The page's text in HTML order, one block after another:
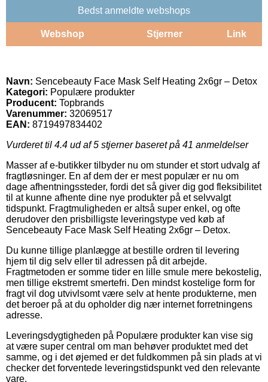
Bedst anmeldte webshops
Webshop Stjerner Link
Navn: Sencebeauty Face Mask Self Heating 2x6gr – Detox
Kategori: Populære produkter
Producent: Topbrands
Varenummer: 32069517
EAN: 8719497834402
Vurderet til 4.4 ud af 5 stjerner baseret på 41 anmeldelser
Masser af e-butikker tilbyder nu om stunder et stort udvalg af
fragtløsninger. En af dem der er mest populær er nu om
dage afhentningssteder, fordi det så giver dig god fleksibilitet
til at kunne afhente dine nye produkter på et selvvalgt
tidspunkt. Fragtmuligheden er altså super enkel, og ofte
derudover den prisbilligste leveringstype ved køb af
Sencebeauty Face Mask Self Heating 2x6gr – Detox.
Du kunne tillige planlægge at bestille ordren til levering
hjem til dig selv eller til adressen på dit arbejde.
Fragtmetoden er somme tider en lille smule mere bekostelig,
men tillige ekstremt smertefri. Den mindst kostelige form for
fragt vil dog utvivlsomt være selv at hente produkterne, men
det beroer på at du opholder dig nær internet forretningens
adresse.
Leveringsdygtigheden på Populære produkter kan vise sig
at være super central om man behøver produktet med det
samme, og i det øjemed er det fuldkommen på sin plads at vi
checker det forventede leveringstidspunkt ved den relevante
vare.